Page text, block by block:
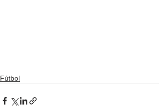
Fútbol